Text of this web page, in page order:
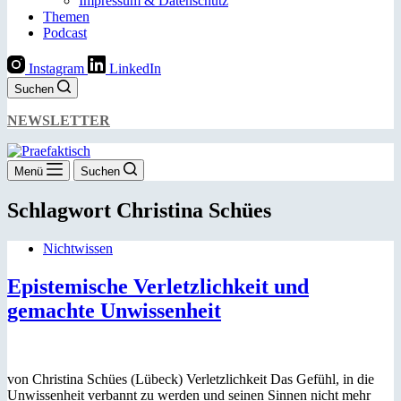
Themen
Podcast
Instagram LinkedIn
Suchen
NEWSLETTER
Menü Suchen
Schlagwort Christina Schües
Nichtwissen
Epistemische Verletzlichkeit und
gemachte Unwissenheit
von Christina Schües (Lübeck) Verletzlichkeit Das Gefühl, in die
Unwissenheit verbannt zu werden und seinen Sinnen nicht mehr